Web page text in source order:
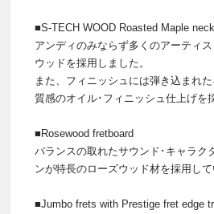
■S-TECH WOOD Roasted Maple neck
アンディのみならず多くのアーティ
ウッドを採用しました。
また、フィニッシュには弾き込まれ
質感のオイル･フィニッシュ仕上げを
■Rosewood fretboard
バランスの取れたサウンド･キャラク
ンが特長のローズウッド材を採用して
■Jumbo frets with Prestige fret edge